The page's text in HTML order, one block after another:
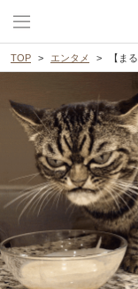
TOP エンタメ 【まる